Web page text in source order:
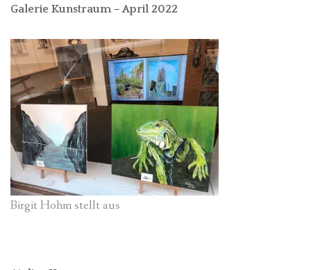
Galerie Kunstraum – April 2022
Birgit Hohm stellt aus